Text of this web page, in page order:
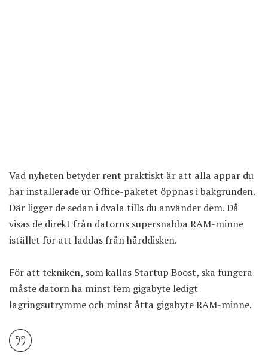
Vad nyheten betyder rent praktiskt är att alla appar du
har installerade ur Office-paketet öppnas i bakgrunden.
Där ligger de sedan i dvala tills du använder dem. Då
visas de direkt från datorns supersnabba RAM-minne
istället för att laddas från hårddisken.
För att tekniken, som kallas Startup Boost, ska fungera
måste datorn ha minst fem gigabyte ledigt
lagringsutrymme och minst åtta gigabyte RAM-minne.